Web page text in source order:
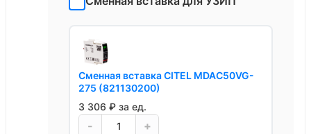
Сменная вставка CITEL MDAC50VG-
275 (821130200)
3 306 ₽ за ед.
- +